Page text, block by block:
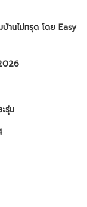
บ้านไม่ทรุด โดย Easy
รุ่น